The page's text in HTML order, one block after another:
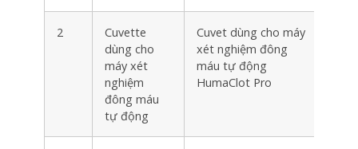
2
Cuvette
dùng cho
máy xét
nghiệm
đông máu
tự động
Cuvet dùng cho máy
xét nghiệm đông
máu tự động
HumaClot Pro